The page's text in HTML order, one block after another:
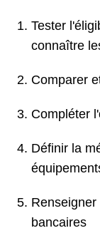
Tester
connaître
Comparer
Compléter
Définir la
bancaires